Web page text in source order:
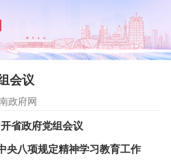
会议
政府网
省政府党组会议
央八项规定精神学习教育工作